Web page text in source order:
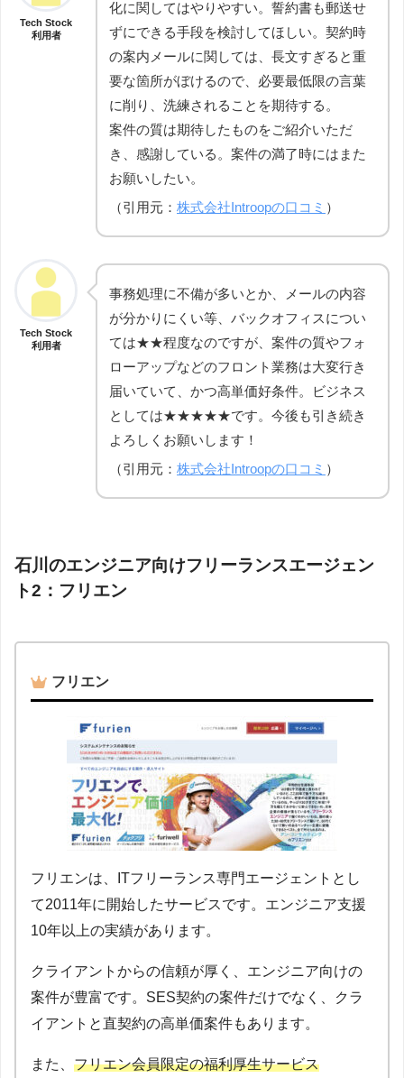
Tech Stock
利用者
化に関してはやりやすい。誓約書も郵送せ
ずにできる手段を検討してほしい。契約時
の案内メールに関しては、長文すぎると重
要な箇所がぼけるので、必要最低限の言葉
に削り、洗練されることを期待する。
案件の質は期待したものをご紹介いただ
き、感謝している。案件の満了時にはまた
お願いしたい。
（引用元： 株式会社Introopの口コミ ）
Tech Stock
利用者
事務処理に不備が多いとか、メールの内容
が分かりにくい等、バックオフィスについ
ては★★程度なのですが、案件の質やフォ
ローアップなどのフロント業務は大変行き
届いていて、かつ高単価好条件。ビジネス
としては★★★★★です。今後も引き続き
よろしくお願いします！
（引用元： 株式会社Introopの口コミ ）
石川のエンジニア向けフリーランスエージェン
ト2：フリエン
フリエン
フリエンは、ITフリーランス専門エージェントとし
て2011年に開始したサービスです。エンジニア支援
10年以上の実績があります。
クライアントからの信頼が厚く、エンジニア向けの
案件が豊富です。SES契約の案件だけでなく、クラ
イアントと直契約の高単価案件もあります。
また、 フリエン会員限定の福利厚生サービス